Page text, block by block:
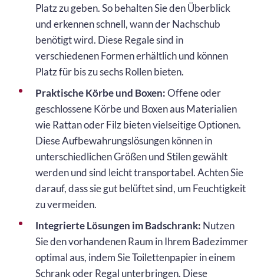
Platz zu geben. So behalten Sie den Überblick
und erkennen schnell, wann der Nachschub
benötigt wird. Diese Regale sind in
verschiedenen Formen erhältlich und können
Platz für bis zu sechs Rollen bieten.
Praktische Körbe und Boxen:Offene oder
geschlossene Körbe und Boxen aus Materialien
wie Rattan oder Filz bieten vielseitige Optionen.
Diese Aufbewahrungslösungen können in
unterschiedlichen Größen und Stilen gewählt
werden und sind leicht transportabel. Achten Sie
darauf, dass sie gut belüftet sind, um Feuchtigkeit
zu vermeiden.
Integrierte Lösungen im Badschrank: Nutzen
Sie den vorhandenen Raum in Ihrem Badezimmer
optimal aus, indem Sie Toilettenpapier in einem
Schrank oder Regal unterbringen. Diese